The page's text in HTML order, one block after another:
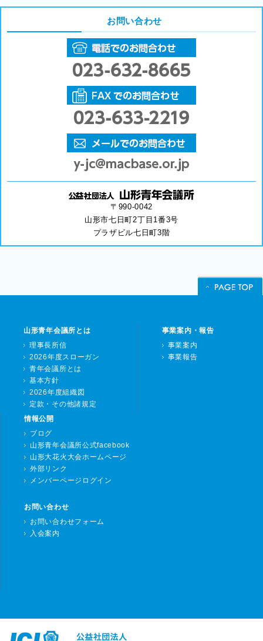
お問い合わせ
〒990-0042
山形市七日町2丁目1番3号
プラザビル七日町3階
山形青年会議所とは
理事長所信
2026年度スローガン
青年会議所とは
基本方針
2026年度組織図
定款・その他諸規定
事業案内・報告
事業案内
事業報告
情報公開
ブログ
山形青年会議所公式facebook
山形大花火大会ホームページ
外部リンク
メンバーページログイン
お問い合わせ
お問い合わせフォーム
入会案内